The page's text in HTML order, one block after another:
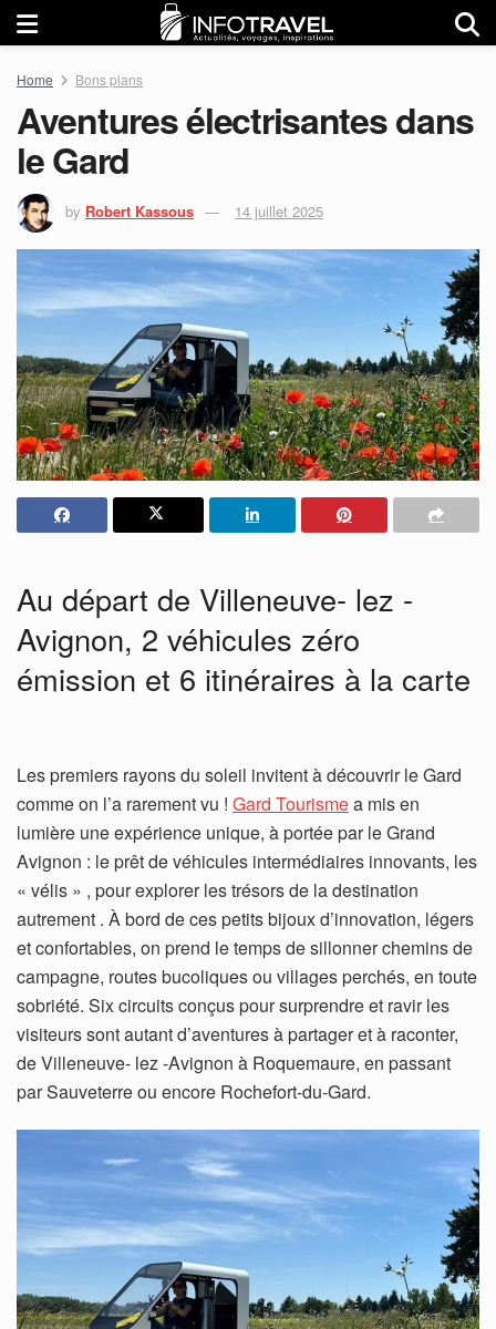
Home Bons plans
Aventures électrisantes dans
le Gard
by Robert Kassous 14 juillet 2025
Au départ de Villeneuve- lez -
Avignon, 2 véhicules zéro
émission et 6 itinéraires à la carte
Les premiers rayons du soleil invitent à découvrir le Gard
comme on l’a rarement vu ! Gard Tourismea mis en
lumière une expérience unique, à portée par le Grand
Avignon : le prêt de véhicules intermédiaires innovants, les
« vélis » , pour explorer les trésors de la destination
autrement . À bord de ces petits bijoux d’innovation, légers
et confortables, on prend le temps de sillonner chemins de
campagne, routes bucoliques ou villages perchés, en toute
sobriété. Six circuits conçus pour surprendre et ravir les
visiteurs sont autant d’aventures à partager et à raconter,
de Villeneuve- lez -Avignon à Roquemaure, en passant
par Sauveterre ou encore Rochefort-du-Gard.